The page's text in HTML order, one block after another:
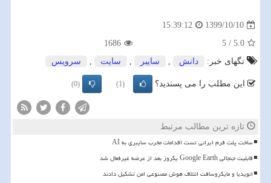
1399/10/10
15:39:12
5.0
/
5
1686
تگهای خبر:
دانش , سایبر , سایت , سرویس
این مطلب را می پسندید؟ (1)
(0)
تازه ترین مطالب مرتبط
ساخت پلت فرم ایرانی تست اقدامات مخرب سایبری به AI
قابلیت جنجالی Google Earth یکروز بعد از عرضه غیرفعال شد
انویدیا و مایکروسافت ائتلاف هوش مصنوعی امن تشکیل دادند